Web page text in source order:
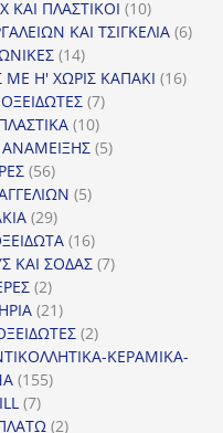
προϊόντα
ΠΛΑΣΤΙΚΟΙ 1010
προϊόντα
ΚΑΙ ΤΣΙΓΚΕΛΙΑ 66
1414
προϊόντα
Η' ΧΩΡΙΣ ΚΑΠΑΚΙ 1616
77
1010
προϊόντα
55
5656
προϊόντα
55
2929
προϊόντα
1616
προϊόντα
ΚΑΙ ΣΟΔΑΣ 77
22
προϊόντα
2121
προϊόντα
22
προϊόντα
ΚΕΡΑΜΙΚΑ-
155155
77
προϊόντα
22